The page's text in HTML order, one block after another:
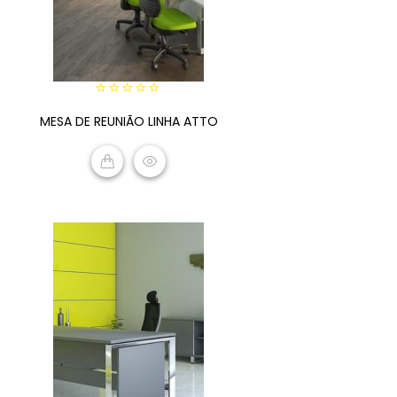
out
5
MESA DE REUNIÃO LINHA ATTO